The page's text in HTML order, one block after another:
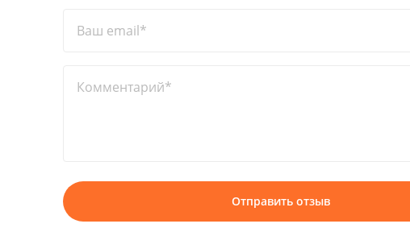
Ваш email*
Комментарий*
Отправить отзыв